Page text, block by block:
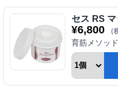
セス RS
¥6,800 （
育筋メソッ